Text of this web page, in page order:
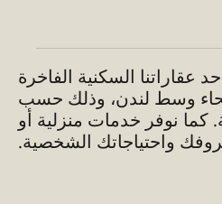
عقاراتنا السكنية الفاخرة
وسط لندن، وذلك حسب
كما نوفر خدمات منزلية أو
واحتياجاتك الشخصية.